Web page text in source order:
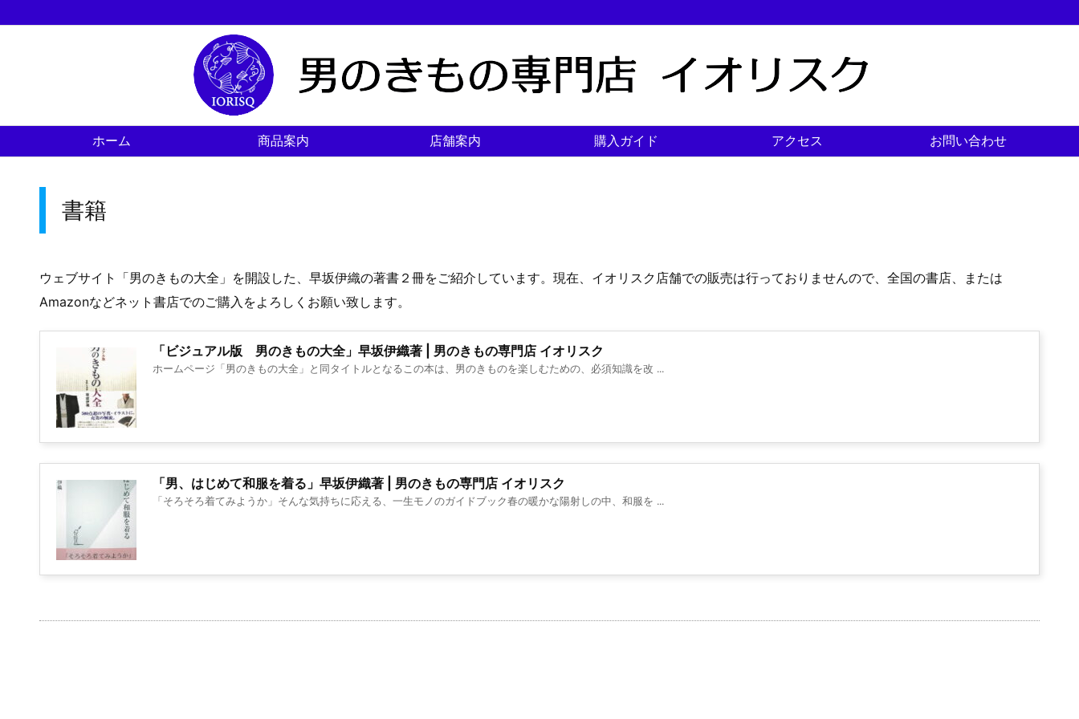
ホーム 商品案内 店舗案内 購入ガイド アクセス お問い合わせ
書籍
ウェブサイト「男のきもの大全」を開設した、早坂伊織の著書２冊をご紹介しています。現在、イオリスク店舗での販売は行っておりませんので、全国の書店、または
Amazonなどネット書店でのご購入をよろしくお願い致します。
「ビジュアル版 男のきもの大全」早坂伊織著 | 男のきもの専門店 イオリスク
ホームページ「男のきもの大全」と同タイトルとなるこの本は、男のきものを楽しむための、必須知識を改 ...
「男、はじめて和服を着る」早坂伊織著 | 男のきもの専門店 イオリスク
「そろそろ着てみようか」そんな気持ちに応える、一生モノのガイドブック春の暖かな陽射しの中、和服を ...